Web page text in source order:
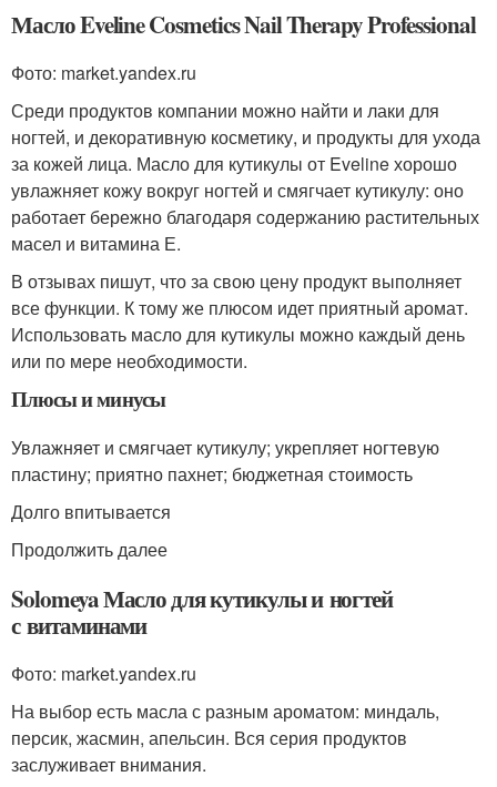
Масло Eveline Cosmetics Nail Therapy Professional
Фото: market.yandex.ru
Среди продуктов компании можно найти и лаки для
ногтей, и декоративную косметику, и продукты для ухода
за кожей лица. Масло для кутикулы от Eveline хорошо
увлажняет кожу вокруг ногтей и смягчает кутикулу: оно
работает бережно благодаря содержанию растительных
масел и витамина Е.
В отзывах пишут, что за свою цену продукт выполняет
все функции. К тому же плюсом идет приятный аромат.
Использовать масло для кутикулы можно каждый день
или по мере необходимости.
Плюсы и минусы
Увлажняет и смягчает кутикулу; укрепляет ногтевую
пластину; приятно пахнет; бюджетная стоимость
Долго впитывается
Продолжить далее
Solomeya Масло для кутикулы и ногтей
с витаминами
Фото: market.yandex.ru
На выбор есть масла с разным ароматом: миндаль,
персик, жасмин, апельсин. Вся серия продуктов
заслуживает внимания.